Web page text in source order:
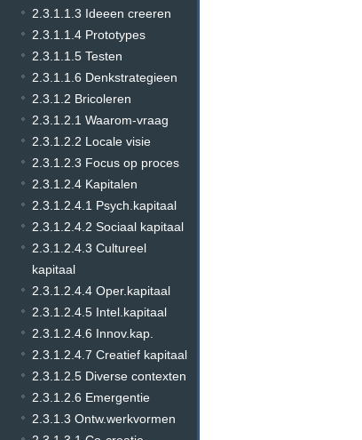
2.3.1.1.3 Ideeen creeren
2.3.1.1.4 Prototypes
2.3.1.1.5 Testen
2.3.1.1.6 Denkstrategieen
2.3.1.2 Bricoleren
2.3.1.2.1 Waarom-vraag
2.3.1.2.2 Locale visie
2.3.1.2.3 Focus op proces
2.3.1.2.4 Kapitalen
2.3.1.2.4.1 Psych.kapitaal
2.3.1.2.4.2 Sociaal kapitaal
2.3.1.2.4.3 Cultureel
kapitaal
2.3.1.2.4.4 Oper.kapitaal
2.3.1.2.4.5 Intel.kapitaal
2.3.1.2.4.6 Innov.kap.
2.3.1.2.4.7 Creatief kapitaal
2.3.1.2.5 Diverse contexten
2.3.1.2.6 Emergentie
2.3.1.3 Ontw.werkvormen